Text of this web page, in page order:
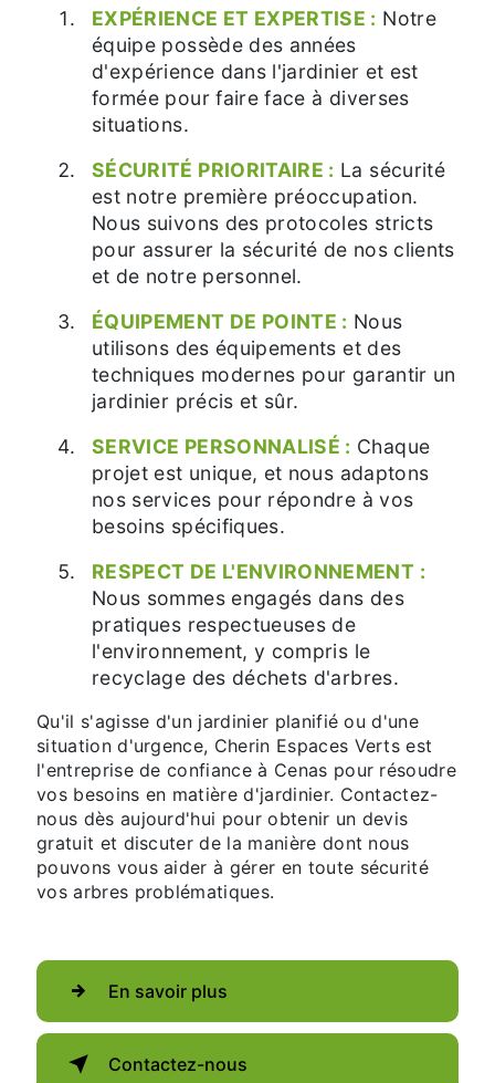
EXPÉRIENCE ET EXPERTISE : Notre
équipe possède des années
d'expérience dans l'jardinier et est
formée pour faire face à diverses
situations.
SÉCURITÉ PRIORITAIRE : La sécurité
est notre première préoccupation.
Nous suivons des protocoles stricts
pour assurer la sécurité de nos clients
et de notre personnel.
ÉQUIPEMENT DE POINTE : Nous
utilisons des équipements et des
techniques modernes pour garantir un
jardinier précis et sûr.
SERVICE PERSONNALISÉ : Chaque
projet est unique, et nous adaptons
nos services pour répondre à vos
besoins spécifiques.
RESPECT DE L'ENVIRONNEMENT :
Nous sommes engagés dans des
pratiques respectueuses de
l'environnement, y compris le
recyclage des déchets d'arbres.
Qu'il s'agisse d'un jardinier planifié ou d'une
situation d'urgence, Cherin Espaces Verts est
l'entreprise de confiance à Cenas pour résoudre
vos besoins en matière d'jardinier. Contactez-
nous dès aujourd'hui pour obtenir un devis
gratuit et discuter de la manière dont nous
pouvons vous aider à gérer en toute sécurité
vos arbres problématiques.
En savoir plus
Contactez-nous